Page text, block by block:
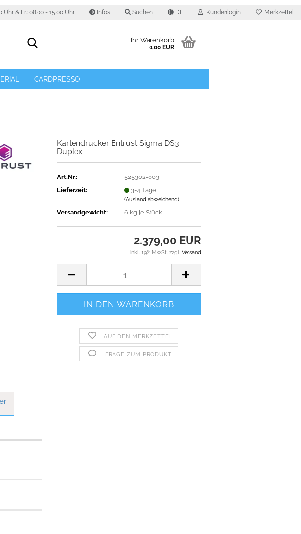
Uhr & Fr.: 08.00 - 15.00 Uhr Infos Suchen DE Kundenlogin Merkzettel
Ihr Warenkorb
0,00 EUR
CARDPRESSO
Kartendrucker Entrust Sigma DS3
Duplex
Art.Nr.:
525302-003
Lieferzeit:
3-4 Tage
(Ausland abweichend)
Versandgewicht: 6kg je Stück
2.379,00 EUR
inkl. 19% MwSt. zzgl. Versand
AUF DEN MERKZETTEL
FRAGE ZUM PRODUKT